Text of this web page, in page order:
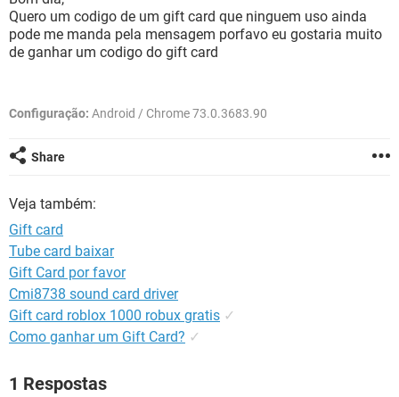
GUIA DE COMPRAS
OUTLOOK
INSTAGRAM GMAIL
CELULAR FACEBOOK
OUTLOOK EXCEL
GUIA DE COMPRAS
Quero um codigo de um gift card que ninguem uso ainda
pode me manda pela mensagem porfavo eu gostaria muito
de ganhar um codigo do gift card
Configuração: Android / Chrome 73.0.3683.90
Share
Veja também:
Gift card
Tube card baixar
Gift Card por favor
Cmi8738 sound card driver
Gift card roblox 1000 robux gratis ✓
Como ganhar um Gift Card? ✓
1 Respostas